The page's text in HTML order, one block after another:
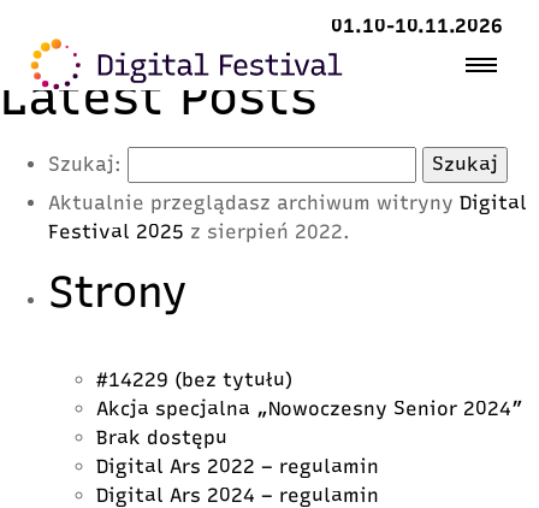
01.10-10.11.2026
Latest Posts
Szukaj:
Aktualnie przeglądasz archiwum witryny Digital
Festival 2025 z sierpień 2022.
Strony
#14229 (bez tytułu)
Akcja specjalna „Nowoczesny Senior 2024”
Brak dostępu
Digital Ars 2022 – regulamin
Digital Ars 2024 – regulamin